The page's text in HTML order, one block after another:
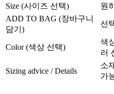
Size (사이즈 선택)
원
ADD TO BAG (장바구니
담기)
선
Color (색상 선택)
색
러
Sizing advice / Details
소
가